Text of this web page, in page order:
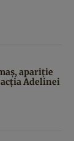
apariție
Adelinei